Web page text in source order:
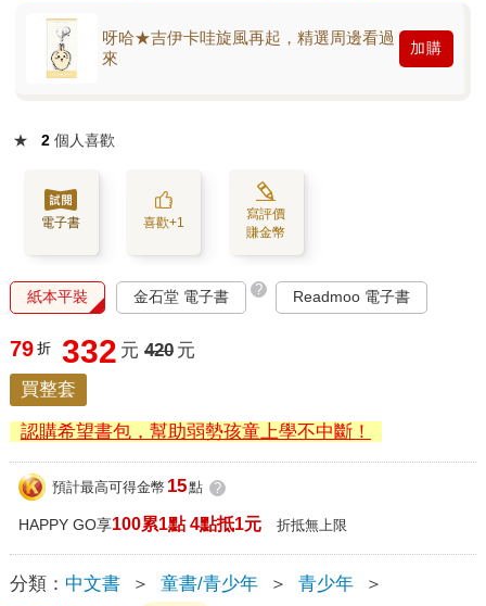
呀哈★吉伊卡哇旋風再起，精選周邊看過
來
加購
★ 2 個人喜歡
電子書 喜歡+1
寫評價
賺金幣
紙本平裝 金石堂 電子書 ? Readmoo 電子書
79 折 332 元 420 元
買整套
認購希望書包，幫助弱勢孩童上學不中斷！
預計最高可得金幣 15點 ?
HAPPY GO享100累1點 4點抵1元 折抵無上限
分類： 中文書 ＞ 童書/青少年 ＞ 青少年
＞